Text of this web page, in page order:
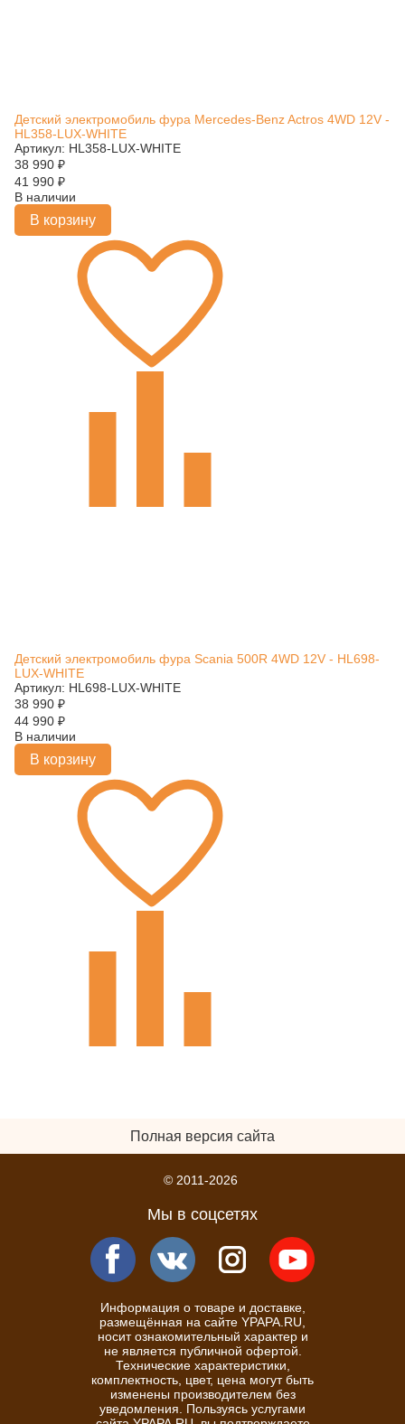
Детский электромобиль фура Mercedes-Benz Actros 4WD 12V -
HL358-LUX-WHITE
Артикул: HL358-LUX-WHITE
38 990 ₽
41 990 ₽
В наличии
В корзину
Детский электромобиль фура Scania 500R 4WD 12V - HL698-
LUX-WHITE
Артикул: HL698-LUX-WHITE
38 990 ₽
44 990 ₽
В наличии
В корзину
Полная версия сайта
© 2011-2026
Мы в соцсетях
Информация о товаре и доставке,
размещённая на сайте YPAPA.RU,
носит ознакомительный характер и
не является публичной офертой.
Технические характеристики,
комплектность, цвет, цена могут быть
изменены производителем без
уведомления. Пользуясь услугами